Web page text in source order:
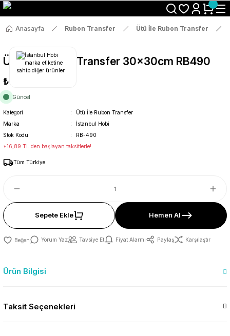
Size Özel "HG10" Koduyla Sepette Hemen %10 İndirimi Kaçırma
Anasayfa Rubon Transfer Ütü İle Rubon Transfer
Ütü İle Rub On Transfer 30x30cm RB490
₺89
Güncel
Kategori
Ütü İle Rubon Transfer
Marka
İstanbul Hobi
Stok Kodu
RB-490
*16,89 TL den başlayan taksitlerle!
Tüm Türkiye
Sepete Ekle Hemen Al
Yorum Yaz Tavsiye Et Fiyat Alarmı Paylaş Karşılaştır
Ürün Bilgisi
Taksit Seçenekleri